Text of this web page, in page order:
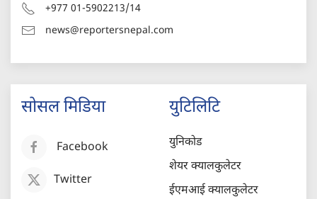
+977 01-5902213/14
news@reportersnepal.com
सोसल मिडिया
Facebook
Twitter
युटिलिटि
युनिकोड
शेयर क्यालकुलेटर
ईएमआई क्यालकुलेटर